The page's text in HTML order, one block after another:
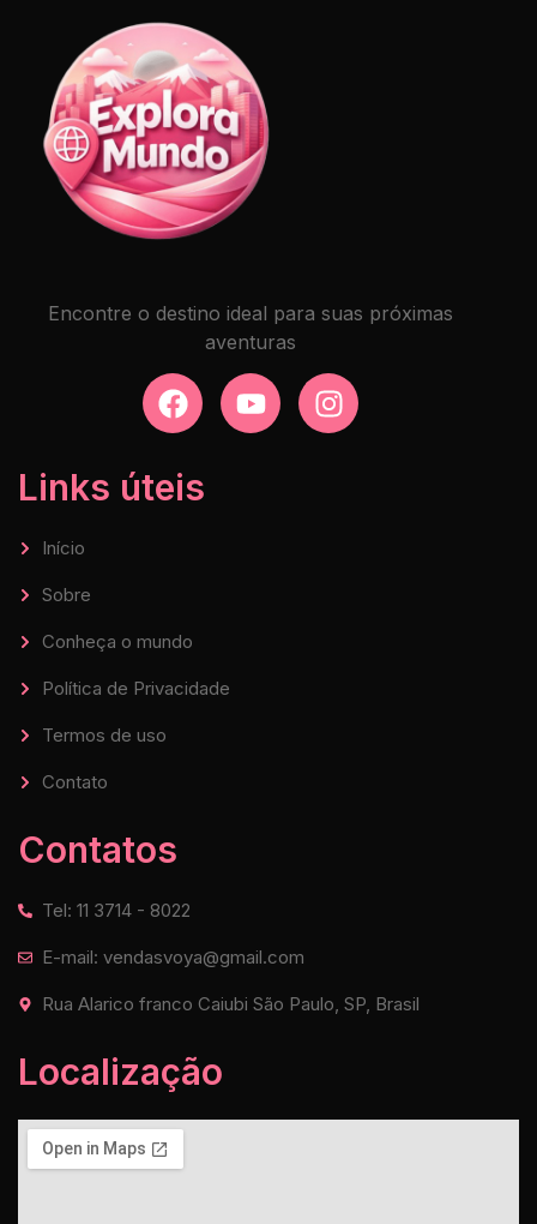
Encontre o destino ideal para suas próximas
aventuras
Links úteis
Início
Sobre
Conheça o mundo
Política de Privacidade
Termos de uso
Contato
Contatos
Tel: 11 3714 - 8022
E-mail: vendasvoya@gmail.com
Rua Alarico franco Caiubi São Paulo, SP, Brasil
Localização